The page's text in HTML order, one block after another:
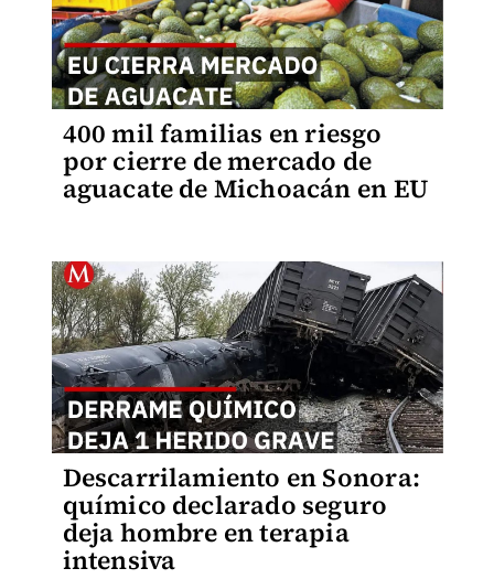
400 mil familias en riesgo
por cierre de mercado de
aguacate de Michoacán en EU
Descarrilamiento en Sonora:
químico declarado seguro
deja hombre en terapia
intensiva